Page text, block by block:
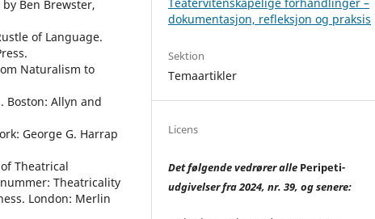
Ben Brewster,
of Language.
Naturalism to
Boston: Allyn and
George G. Harrap
Theatrical
Theatricality
London: Merlin
dokumentasjon, refleksjon og praksis
Sektion
Temaartikler
Licens
Det følgende vedrører alle Peripeti-
udgivelser fra 2024, nr. 39, og senere: